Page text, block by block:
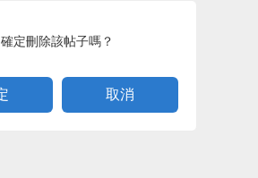
確定刪除該帖子嗎？
取消